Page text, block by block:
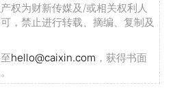
权为财新传媒及/或相关权利人
，禁止进行转载、摘编、复制及
hello@caixin.com ，获得书面